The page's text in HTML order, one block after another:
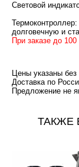
Световой
долговечную и
При заказе до
Цены указаны
Доставка по
​Предложение не
ТАКЖЕ